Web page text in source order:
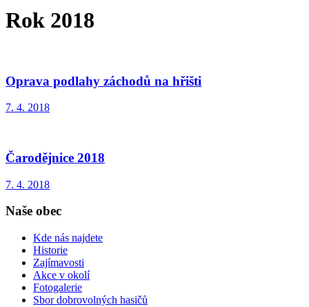
Rok 2018
Oprava podlahy záchodů na hřišti
7. 4. 2018
Čarodějnice 2018
7. 4. 2018
Naše obec
Kde nás najdete
Historie
Zajímavosti
Akce v okolí
Fotogalerie
Sbor dobrovolných hasičů